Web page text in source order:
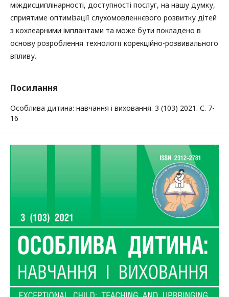
міждисциплінарності, доступності послуг, на нашу думку,
сприятиме оптимізації слухомовленнєвого розвитку дітей
з кохлеарними імплантами та може бути покладено в
основу розроблення технології корекційно-розвивального
впливу.
Посилання
Особлива дитина: навчання і виховання. 3 (103) 2021. С. 7-
16